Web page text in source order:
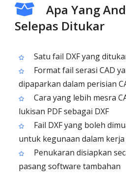
Apa Yang
Selepas Ditukar
Satu fail DXF yang
Format fail serasi CAD
dipaparkan dalam perisian
Cara yang lebih mesra
lukisan PDF sebagai DXF
Fail DXF yang boleh
untuk kegunaan dalam kerja
Penukaran disiapkan
pasang software tambahan